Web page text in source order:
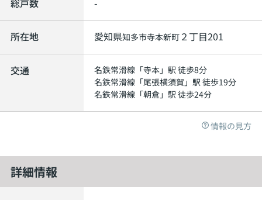
総戸数 -
所在地 愛知県知多市寺本新町 ２丁目201
交通 名鉄常滑線 「寺本」駅 徒歩8分
名鉄常滑線 「尾張横須賀 」駅 徒歩19分
名鉄常滑線 「朝倉」駅 徒歩24分
情報の見方
詳細情報